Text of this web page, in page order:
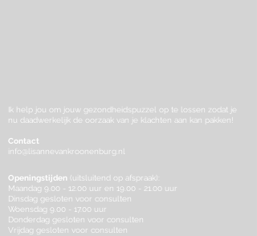
Ik help jou om jouw gezondheidspuzzel op te lossen zodat je
nu daadwerkelijk de oorzaak van je klachten aan kan pakken!
Contact
info@lisannevankroonenburg.nl
Openingstijden (uitsluitend op afspraak):
Maandag 9.00 - 12.00 uur en 19.00 - 21.00 uur
Dinsdag gesloten voor consulten
Woensdag 9.00 - 17.00 uur
Donderdag gesloten voor consulten
Vrijdag gesloten voor consulten